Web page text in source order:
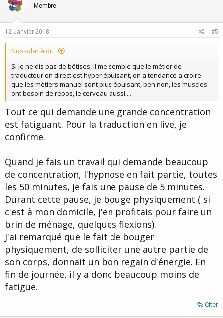
t
v
Membre
12 Janvier 2018 #5
Nossolar à dit:
Si je ne dis pas de bêtises, il me semble que le métier de
traducteur en direct est hyper épuisant, on a tendance a croire
que les métiers manuel sont plus épuisant, ben non, les muscles
ont besoin de repos, le cerveau aussi....
Tout ce qui demande une grande concentration
est fatiguant. Pour la traduction en live, je
confirme.
Quand je fais un travail qui demande beaucoup
de concentration, l'hypnose en fait partie, toutes
les 50 minutes, je fais une pause de 5 minutes.
Durant cette pause, je bouge physiquement ( si
c'est à mon domicile, j'en profitais pour faire un
brin de ménage, quelques flexions).
J'ai remarqué que le fait de bouger
physiquement, de solliciter une autre partie de
son corps, donnait un bon regain d'énergie. En
fin de journée, il y a donc beaucoup moins de
fatigue.
Citer